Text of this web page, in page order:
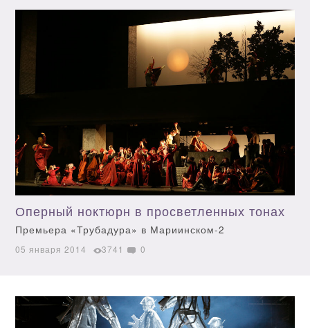
Оперный ноктюрн в просветленных тонах
Премьера «Трубадура» в Мариинском-2
05 января 2014 3741 0